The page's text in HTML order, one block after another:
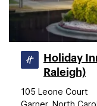
Holiday
Raleigh)
105 Leone Court
Garner, North